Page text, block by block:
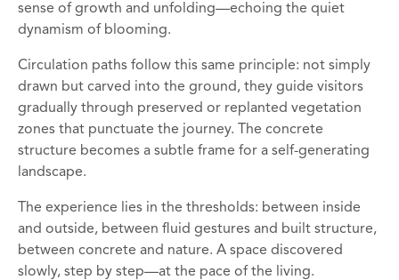
sense of growth and unfolding—echoing the quiet
dynamism of blooming.
Circulation paths follow this same principle: not simply
drawn but carved into the ground, they guide visitors
gradually through preserved or replanted vegetation
zones that punctuate the journey. The concrete
structure becomes a subtle frame for a self-generating
landscape.
The experience lies in the thresholds: between inside
and outside, between fluid gestures and built structure,
between concrete and nature. A space discovered
slowly, step by step—at the pace of the living.